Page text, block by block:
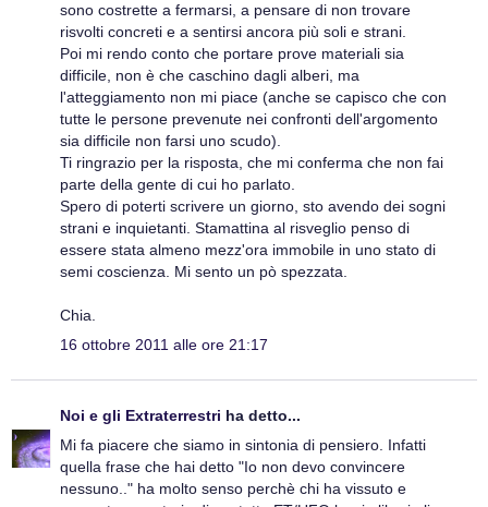
sono costrette a fermarsi, a pensare di non trovare
risvolti concreti e a sentirsi ancora più soli e strani.
Poi mi rendo conto che portare prove materiali sia
difficile, non è che caschino dagli alberi, ma
l'atteggiamento non mi piace (anche se capisco che con
tutte le persone prevenute nei confronti dell'argomento
sia difficile non farsi uno scudo).
Ti ringrazio per la risposta, che mi conferma che non fai
parte della gente di cui ho parlato.
Spero di poterti scrivere un giorno, sto avendo dei sogni
strani e inquietanti. Stamattina al risveglio penso di
essere stata almeno mezz'ora immobile in uno stato di
semi coscienza. Mi sento un pò spezzata.
Chia.
16 ottobre 2011 alle ore 21:17
Noi e gli Extraterrestri ha detto...
Mi fa piacere che siamo in sintonia di pensiero. Infatti
quella frase che hai detto "Io non devo convincere
nessuno.." ha molto senso perchè chi ha vissuto e